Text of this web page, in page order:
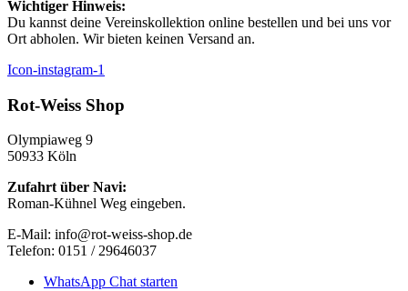
Wichtiger Hinweis:
Du kannst deine Vereinskollektion online bestellen und bei uns vor
Ort abholen. Wir bieten keinen Versand an.
Icon-instagram-1
Rot-Weiss Shop
Olympiaweg 9
50933 Köln
Zufahrt über Navi:
Roman-Kühnel Weg eingeben.
E-Mail: info@rot-weiss-shop.de
Telefon: 0151 / 29646037
WhatsApp Chat starten